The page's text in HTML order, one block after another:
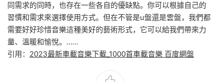
同需求的同時，也存在一些各自的優缺點。你可以根據自己的
習慣和需求來選擇使用方式。但在不管是u盤還是雲盤，我們都
需要好好珍惜音樂這種美好的藝術形式，它可以給我們帶來力
量、溫暖和愉悅。……
引用： 2023最新車載音樂下載_1000首車載音樂 百度網盤